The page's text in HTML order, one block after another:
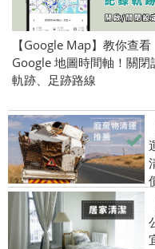
【Google Map】教你查看
Google 地圖時間軸！關閉
軌跡、足跡路線